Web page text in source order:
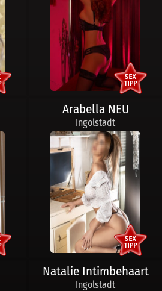
Arabella NEU
Ingolstadt
Natalie Intimbehaart
Ingolstadt